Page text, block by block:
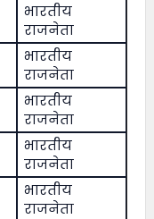
भारतीय
राजनेता
भारतीय
राजनेता
भारतीय
राजनेता
भारतीय
राजनेता
भारतीय
राजनेता